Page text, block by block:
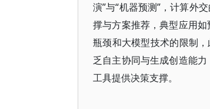
演”与“机器预测”，计算外
撑与方案推荐，典型应用
瓶颈和大模型技术的限制
乏自主协同与生成创造能
工具提供决策支撑。